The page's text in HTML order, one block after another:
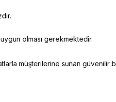
olması gerekmektedir.
müşterilerine sunan güvenilir